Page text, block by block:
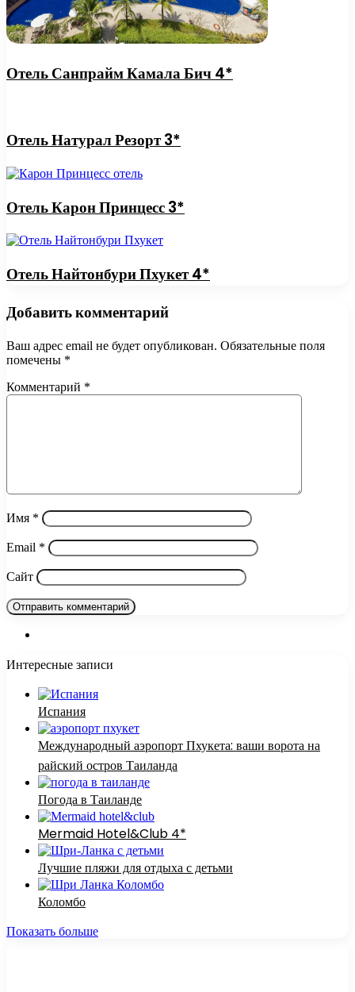
Отель Санпрайм Камала Бич 4*
Отель Натурал Резорт 3*
Отель Карон Принцесс 3*
Отель Найтонбури Пхукет 4*
Добавить комментарий
Ваш адрес email не будет опубликован. Обязательные поля
помечены *
Комментарий *
Имя *
Email *
Сайт
Интересные записи
Испания
Международный аэропорт Пхукета: ваши ворота на
райский остров Таиланда
Погода в Таиланде
Mermaid Hotel&Club 4*
Лучшие пляжи для отдыха с детьми
Коломбо
Показать больше